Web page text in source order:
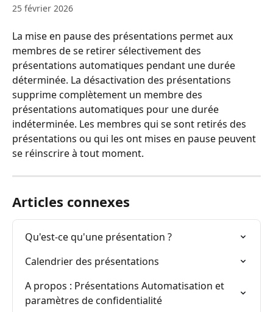
25 février 2026
La mise en pause des présentations permet aux
membres de se retirer sélectivement des
présentations automatiques pendant une durée
déterminée. La désactivation des présentations
supprime complètement un membre des
présentations automatiques pour une durée
indéterminée. Les membres qui se sont retirés des
présentations ou qui les ont mises en pause peuvent
se réinscrire à tout moment.
Articles connexes
Qu'est-ce qu'une présentation ?
Calendrier des présentations
A propos : Présentations Automatisation et
paramètres de confidentialité